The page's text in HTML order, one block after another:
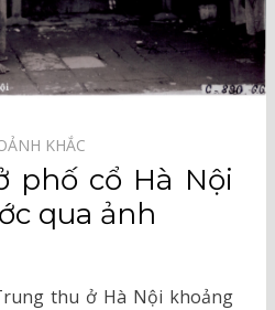
KHẮC⠀
phố cổ Hà Nội
qua ảnh
thu ở Hà Nội khoảng